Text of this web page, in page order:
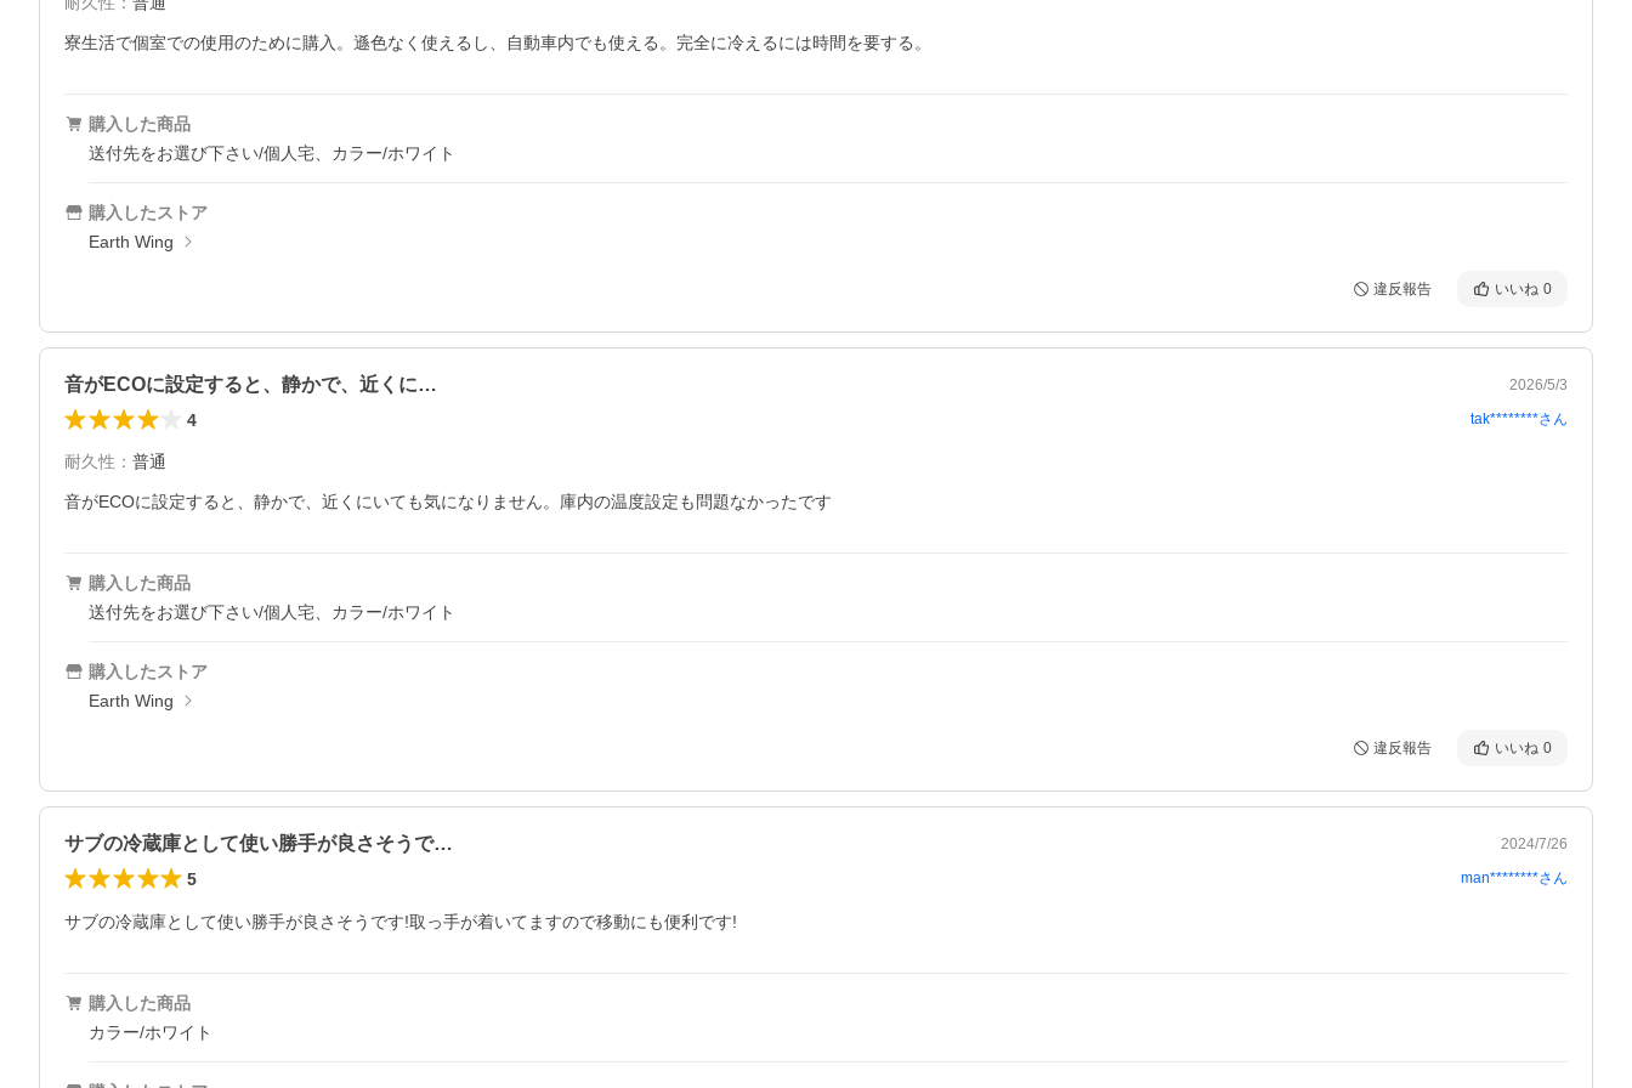
寮生活で個室での使用のために購入。遜色なく使えるし、自動車内でも使える。完全に冷えるには時間を要する。
購入した商品
送付先をお選び下さい/個人宅、カラー/ホワイト
購入したストア
Earth Wing
違反報告 いいね 0
音がECOに設定すると、静かで、近くに… 2026/5/3
4 tak********さん
耐久性 ： 普通
音がECOに設定すると、静かで、近くにいても気になりません。庫内の温度設定も問題なかったです
購入した商品
送付先をお選び下さい/個人宅、カラー/ホワイト
購入したストア
Earth Wing
違反報告 いいね 0
サブの冷蔵庫として使い勝手が良さそうで… 2024/7/26
5 man********さん
サブの冷蔵庫として使い勝手が良さそうです!取っ手が着いてますので移動にも便利です!
購入した商品
カラー/ホワイト